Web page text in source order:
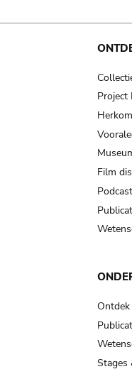
Project
Film
Stages